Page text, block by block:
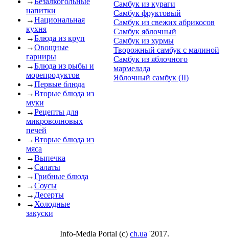
напитки
→Национальная
кухня
→Блюда из круп
→Овощные
гарниры
→Блюда из рыбы и
морепродуктов
→Первые блюда
→Вторые блюда из
муки
→Рецепты для
микроволновых
печей
→Вторые блюда из
мяса
→Выпечка
→Салаты
→Грибные блюда
→Соусы
→ Десерты
→ Холодные
закуски
Самбук из кураги
Самбук фруктовый
Самбук из свежих абрикосов
Самбук яблочный
Самбук из хурмы
Творожный самбук с малиной
Самбук из яблочного
мармелада
Яблочный самбук (II)
Info-Media Portal (c) ch.ua '2017.